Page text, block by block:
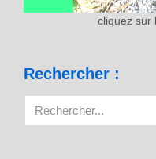
cliquez sur
Rechercher :